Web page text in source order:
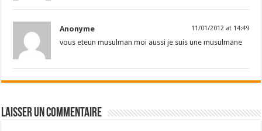
Anonyme 11/01/2012 at 14:49
vous eteun musulman moi aussi je suis une musulmane
Laisser un commentaire